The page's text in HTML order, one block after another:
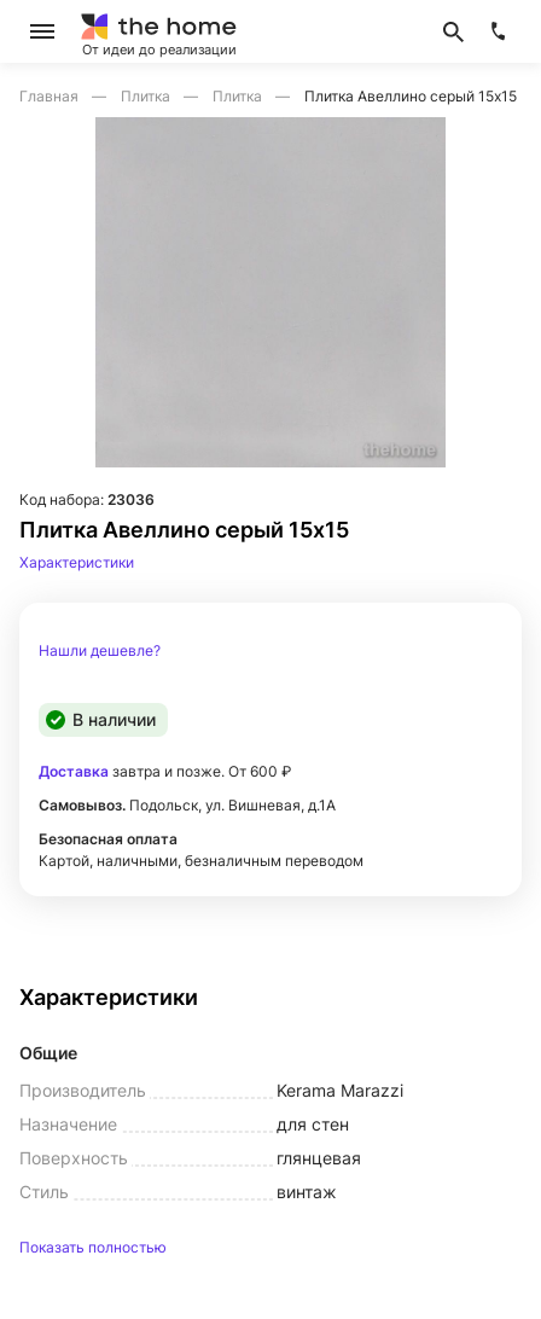
От идеи до реализации
Главная Плитка Плитка Плитка Авеллино серый 15х15
Плитка Авеллино серый 15х15
Код набора: 23036
Характеристики
Нашли дешевле?
В наличии
Доставка завтра и позже. От 600 ₽
Самовывоз. Подольск, ул. Вишневая, д.1А
Безопасная оплата
Картой, наличными, безналичным переводом
Характеристики
Общие
Производитель
Kerama Marazzi
Назначение
для стен
Поверхность
глянцевая
Стиль
винтаж
Показать полностью